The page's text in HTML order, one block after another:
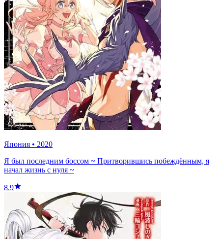
Япония • 2020
Я был последним боссом ~ Притворившись побеждённым, я
начал жизнь с нуля ~
8.9